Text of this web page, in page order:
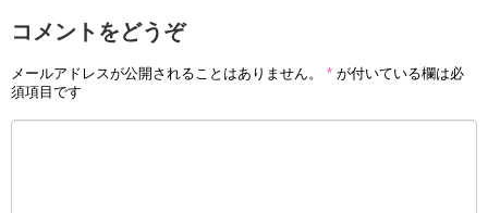
コメントをどうぞ
メールアドレスが公開されることはありません。 * が付いている欄は必
須項目です